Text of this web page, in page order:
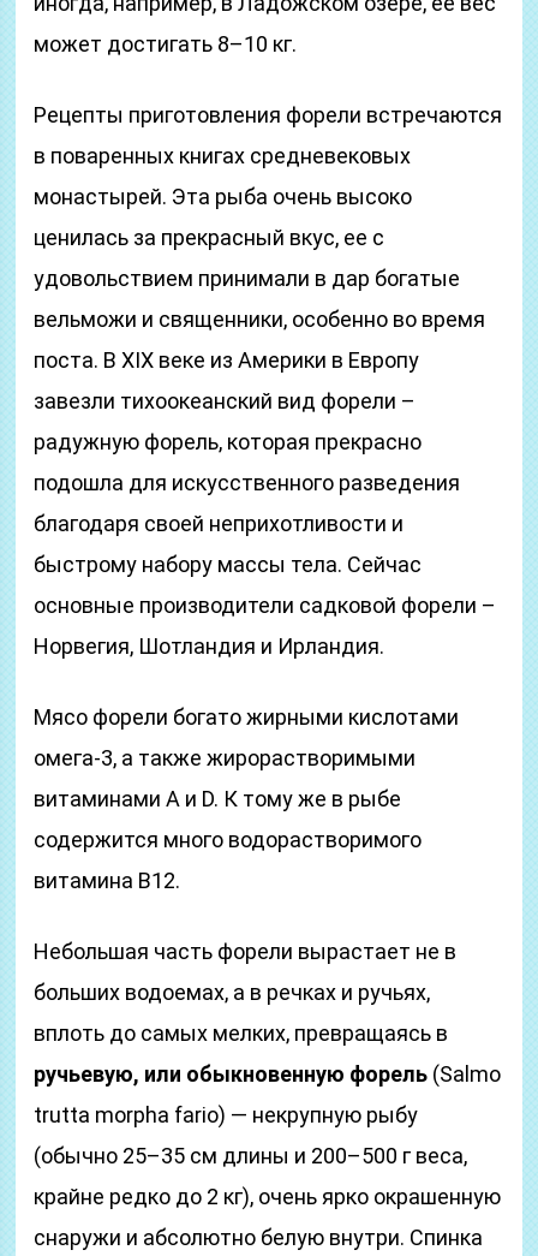
может достигать 8–10 кг.
Рецепты приготовления форели встречаются
в поваренных книгах средневековых
монастырей. Эта рыба очень высоко
ценилась за прекрасный вкус, ее с
удовольствием принимали в дар богатые
вельможи и священники, особенно во время
поста. В XIX веке из Америки в Европу
завезли тихоокеанский вид форели –
радужную форель, которая прекрасно
подошла для искусственного разведения
благодаря своей неприхотливости и
быстрому набору массы тела. Сейчас
основные производители садковой форели –
Норвегия, Шотландия и Ирландия.
Мясо форели богато жирными кислотами
омега-3, а также жирорастворимыми
витаминами А и D. К тому же в рыбе
содержится много водорастворимого
витамина В12.
Небольшая часть форели вырастает не в
больших водоемах, а в речках и ручьях,
вплоть до самых мелких, превращаясь в
ручьевую, или обыкновенную форель (Salmo
trutta morpha fario) — некрупную рыбу
(обычно 25–35 см длины и 200–500 г веса,
крайне редко до 2 кг), очень ярко окрашенную
снаружи и абсолютно белую внутри. Спинка